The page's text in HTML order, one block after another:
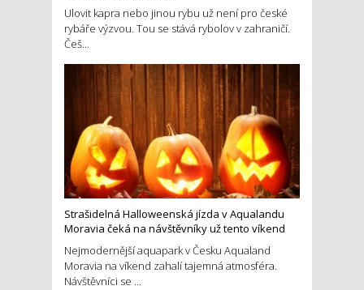
Ulovit kapra nebo jinou rybu už není pro české
rybáře výzvou. Tou se stává rybolov v zahraničí.
Češ...
Strašidelná Halloweenská jízda v Aqualandu
Moravia čeká na návštěvníky už tento víkend
Nejmodernější aquapark v Česku Aqualand
Moravia na víkend zahalí tajemná atmosféra.
Návštěvníci se ...